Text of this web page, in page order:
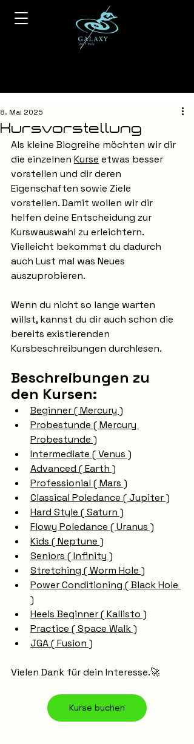
Kursvorstellung
8. Mai 2025
Als kleine Blogreihe möchten wir dir
die einzelnen Kurse etwas besser
vorstellen und dir deren
Eigenschaften sowie Ziele
vorstellen. Damit wollen wir dir
helfen deine Entscheidung zur
Kurswauswahl zu erleichtern.
Vielleicht bekommst du dadurch
auch Lust mal was Neues
auszuprobieren.
Wenn du nicht so lange warten
willst, kannst du dir auch schon die
bereits existierenden
Kursbeschreibungen durchlesen.
Beschreibungen zu
den Kursen:
Beginner ( Mercury )
Probestunde ( Mercury
Probestunde )
Intermediate ( Venus )
Advanced ( Earth )
Professionial ( Mars )
Classical Poledance ( Jupiter )
Hard Style ( Saturn )
Flowy Poledance ( Uranus )
Kids ( Neptune )
Seniors ( Infinity )
Stretching ( Worm Hole )
Power Conditioning ( Black Hole
)
Heels Beginner ( Kallisto )
Practice ( Space Walk )
JGA ( Fusion )
Vielen Dank für dein Interesse.🚀
Kurse buchen